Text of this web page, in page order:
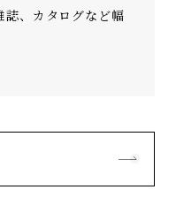
誌、カタログなど幅